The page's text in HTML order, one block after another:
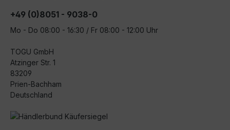
+49 (0)8051 - 9038-0
Mo - Do 08:00 - 16:30 / Fr 08:00 - 12:00 Uhr
TOGU GmbH
Atzinger Str. 1
83209
Prien-Bachham
Deutschland